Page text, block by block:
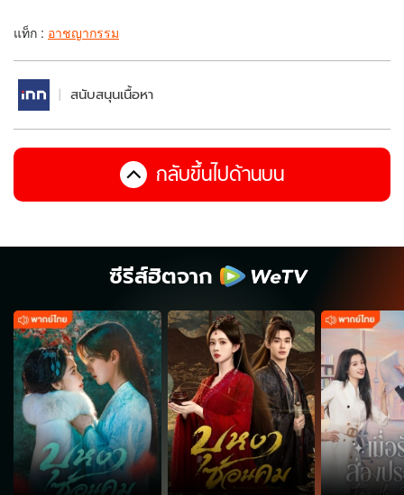
แท็ก : อาชญากรรม
สนับสนุนเนื้อหา
กลับขึ้นไปด้านบน
ซีรีส์ฮิตจาก